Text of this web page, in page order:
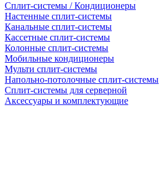
Сплит-системы / Кондиционеры
Настенные сплит-системы
Канальные сплит-системы
Кассетные сплит-системы
Колонные сплит-системы
Мобильные кондиционеры
Мульти сплит-системы
Напольно-потолочные сплит-системы
Сплит-системы для серверной
Аксессуары и комплектующие